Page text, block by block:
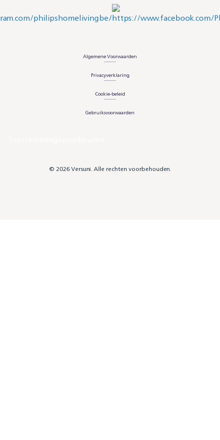
Algemene Voorwaarden
Privacyverklaring
Cookie-beleid
Gebruiksvoorwaarden
© 2026 Versuni. Alle rechten voorbehouden.